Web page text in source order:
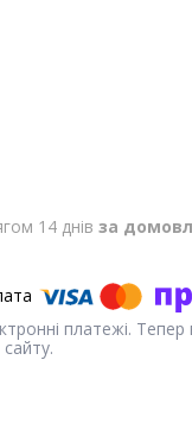
14 днів за
платежі.